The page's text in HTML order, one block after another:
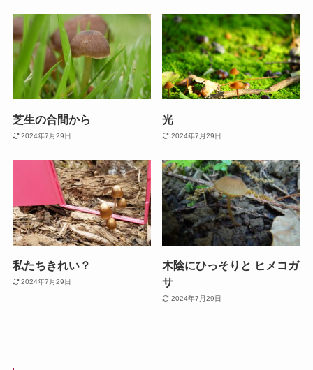
芝生の合間から
2024年7月29日
光
2024年7月29日
私たちきれい？
2024年7月29日
木陰にひっそりと ヒメコガ
サ
2024年7月29日